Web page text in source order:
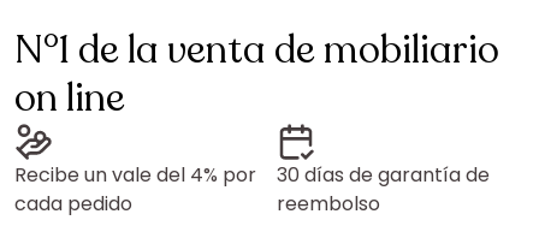
N°1 de la venta de mobiliario
on line
Recibe un vale del 4% por
cada pedido
30 días de garantía de
reembolso